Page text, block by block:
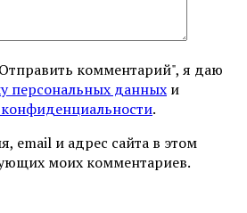
комментарий", я даю
персональных данных и
.
email и адрес сайта в этом
моих комментариев.